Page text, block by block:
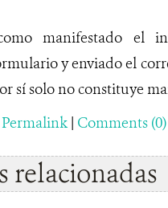
manifestado el
y enviado el
sí solo no constituye
Permalink| Comments (0)
relacionadas